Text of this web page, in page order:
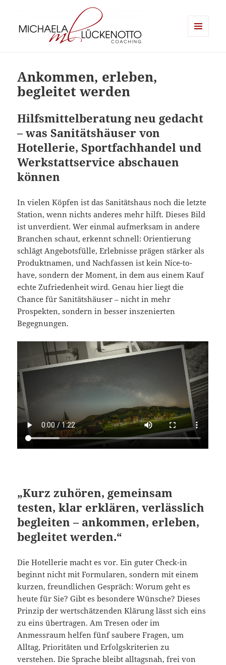
Ankommen, erleben,
begleitet werden
Hilfsmittelberatung neu gedacht
– was Sanitätshäuser von
Hotellerie, Sportfachhandel und
Werkstattservice abschauen
können
In vielen Köpfen ist das Sanitätshaus noch die letzte
Station, wenn nichts anderes mehr hilft. Dieses Bild
ist unverdient. Wer einmal aufmerksam in andere
Branchen schaut, erkennt schnell: Orientierung
schlägt Angebotsfülle, Erlebnisse prägen stärker als
Produktnamen, und Nachfassen ist kein Nice-to-
have, sondern der Moment, in dem aus einem Kauf
echte Zufriedenheit wird. Genau hier liegt die
Chance für Sanitätshäuser – nicht in mehr
Prospekten, sondern in besser inszenierten
Begegnungen.
„Kurz zuhören, gemeinsam
testen, klar erklären, verlässlich
begleiten – ankommen, erleben,
begleitet werden.“
Die Hotellerie macht es vor. Ein guter Check-in
beginnt nicht mit Formularen, sondern mit einem
kurzen, freundlichen Gespräch: Worum geht es
heute für Sie? Gibt es besondere Wünsche? Dieses
Prinzip der wertschätzenden Klärung lässt sich eins
zu eins übertragen. Am Tresen oder im
Anmessraum helfen fünf saubere Fragen, um
Alltag, Prioritäten und Erfolgskriterien zu
verstehen. Die Sprache bleibt alltagsnah, frei von